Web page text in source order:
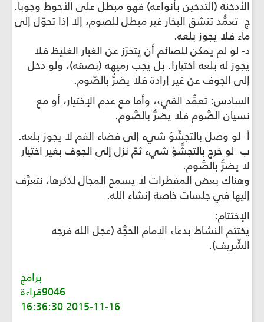
الأدخنة (التدخين بأنواعه) فهو مبطل على الأحوط وجوباً.
ج- تعمُّد تنشق البخار غير مبطل للصوم، إلا إذا تحوّل إلى
ماء فلا يجوز بلعه.
د- لو لم يمكن للصائم أن يتحرّز عن الغبار الغليظ فلا
يجوز له بلعه اختيارا. بل يجب رميهه (بصقه)، ولو دخل
إلى الجوف عن غير إرادة فلا يضرُّ بالصَّوم.
السادس: تعمُّد القيء، وأما مع عدم الإختيار، أو مع
نسيان الصَّوم فلا يضرُّ بالصَّوم.
أ- لو وصل بالتجشّؤ شيء إلى فضاء الفم لا يجوز بلعه.
ب- لو خرج بالتجشُّؤ شيء ثمَّ نزل إلى الجوف بغير اختيار
لا يضرُّ بالصَّوم.
وهناك بعض المفطرات لا يسمح المجال لذكرها، نتعرَّف
إليها في جلسات خاصة إنشاء الله.
الإختتام:
يختتم النشاط بدعاء الإمام الحجَّة (عجل الله فرجه
الشَّريف).
برامج
9046قراءة
2015-11-16 16:36:30